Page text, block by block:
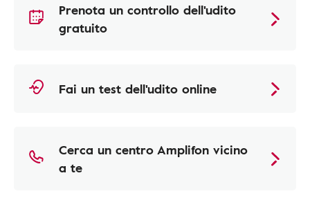
Prenota un controllo dell'udito
gratuito
Fai un test dell'udito online
Cerca un centro Amplifon vicino
a te